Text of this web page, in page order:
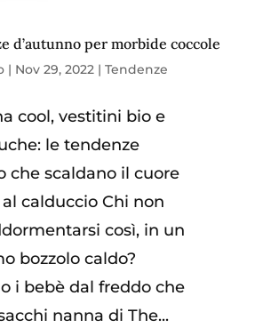
d’autunno per morbide coccole
| Nov 29, 2022| Tendenze
cool, vestitini bio e
le tendenze
che scaldano il cuore
al calduccio Chi non
così, in un
bozzolo caldo?
i bebè dal freddo che
nanna di The...